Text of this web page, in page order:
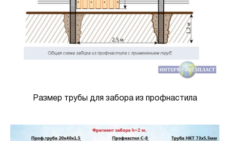
Размер трубы для забора из профнастила